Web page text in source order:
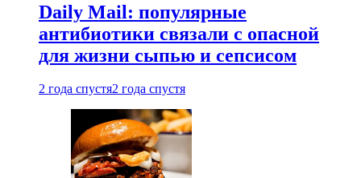
Daily Mail: популярные
антибиотики связали с опасной
для жизни сыпью и сепсисом
2 года спустя2 года спустя